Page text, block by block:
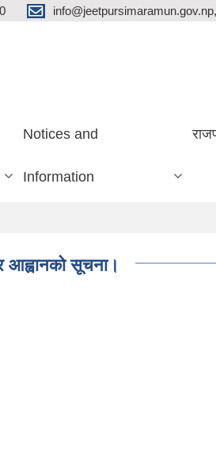
Notices and
Information
आह्वानको सूचना।